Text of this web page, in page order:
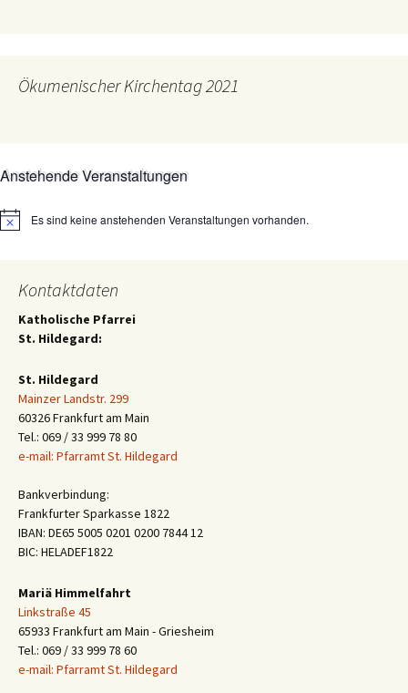
Ökumenischer Kirchentag 2021
Anstehende Veranstaltungen
HinweisEs sind keine anstehenden Veranstaltungen vorhanden.
Kontaktdaten
Katholische Pfarrei
St. Hildegard:
St. Hildegard
Mainzer Landstr. 299
60326 Frankfurt am Main
Tel.: 069 / 33 999 78 80
e-mail: Pfarramt St. Hildegard
Bankverbindung:
Frankfurter Sparkasse 1822
IBAN: DE65 5005 0201 0200 7844 12
BIC: HELADEF1822
Mariä Himmelfahrt
Linkstraße 45
65933 Frankfurt am Main - Griesheim
Tel.: 069 / 33 999 78 60
e-mail: Pfarramt St. Hildegard